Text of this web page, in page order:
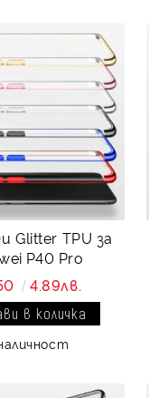
Glitter TPU за
P40 Pro
4.89лв.